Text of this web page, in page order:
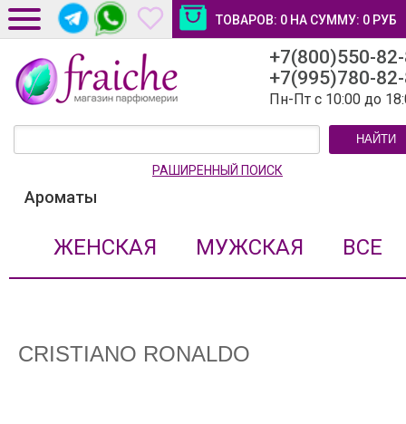
ТОВАРОВ: 0 НА СУММУ: 0 РУБ
ДОСТАВКА И ОПЛАТА
НОВОСТИ И СТАТЬИ
+7(800)550-
+7(995)780-
Пн-Пт с 10:00 до
НАЙТИ
РАШИРЕННЫЙ ПОИСК
Ароматы
ЖЕНСКАЯ МУЖСКАЯ ВСЕ
CRISTIANO RONALDO